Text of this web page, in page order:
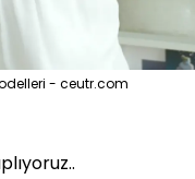
- ceutr.com